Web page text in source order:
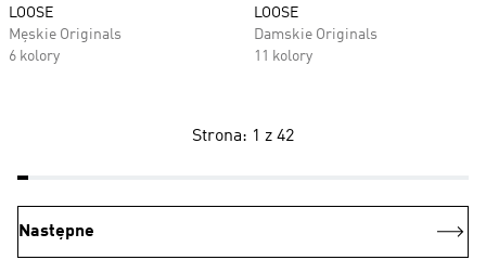
LOOSE
Męskie Originals
6 kolory
LOOSE
Damskie Originals
11 kolory
Strona: 1 z 42
Następne